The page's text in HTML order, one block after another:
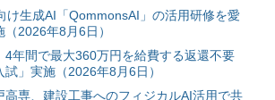
け生成AI「QommonsAI」の活用研修を愛
2026年8月6日）
4年間で最大360万円を給費する返還不要
」実施（2026年8月6日）
高専、建設工事へのフィジカルAI活用で共